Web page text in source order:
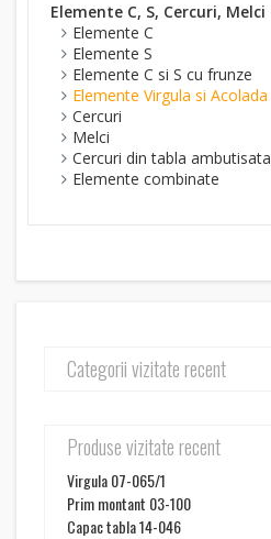
Elemente C, S, Cercuri, Melci
Elemente C
Elemente S
Elemente C si S cu frunze
Elemente Virgula si Acolada
Cercuri
Melci
Cercuri din tabla ambutisata
Elemente combinate
Categorii vizitate recent
Produse vizitate recent
Virgula 07-065/1
Prim montant 03-100
Capac tabla 14-046